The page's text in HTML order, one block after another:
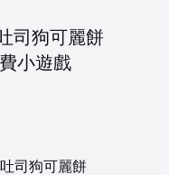
吐司狗可麗餅